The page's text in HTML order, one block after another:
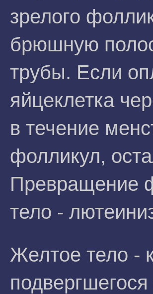
зрелого
брюшную
трубы. Если
яйцеклетка
в течение
фолликул,
Превращение
тело -
Желтое тело -